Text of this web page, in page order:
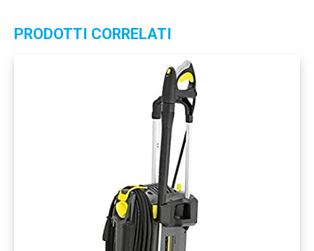
PRODOTTI CORRELATI